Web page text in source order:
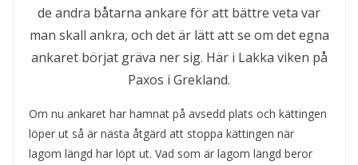
de andra båtarna ankare för att bättre veta var
man skall ankra, och det är lätt att se om det egna
ankaret börjat gräva ner sig. Här i Lakka viken på
Paxos i Grekland.
Om nu ankaret har hamnat på avsedd plats och kättingen
löper ut så är nästa åtgärd att stoppa kättingen när
lagom längd har löpt ut. Vad som är lagom längd beror